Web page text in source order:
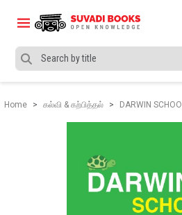
Home கல்வி & கற்பித்தல் DARWIN